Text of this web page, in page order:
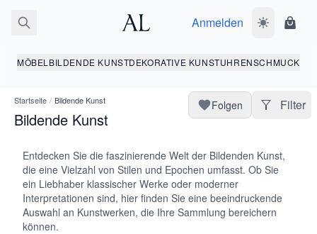
Anmelden
MÖBEL BILDENDE KUNSTDEKORATIVE KUNSTUHRENSCHMUCK
Startseite / Bildende Kunst
Bildende Kunst
Folgen Filter
Entdecken Sie die faszinierende Welt der Bildenden Kunst,
die eine Vielzahl von Stilen und Epochen umfasst. Ob Sie
ein Liebhaber klassischer Werke oder moderner
Interpretationen sind, hier finden Sie eine beeindruckende
Auswahl an Kunstwerken, die Ihre Sammlung bereichern
können.